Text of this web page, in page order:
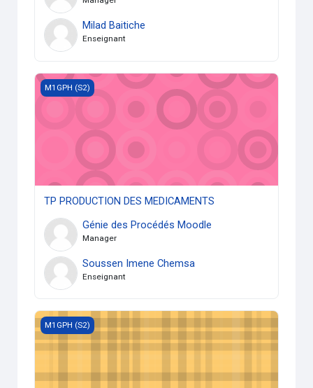
Milad Baitiche
Enseignant
TP PRODUCTION DES MEDICAMENTS
M1GPH (S2)
TP PRODUCTION DES MEDICAMENTS
Génie des Procédés Moodle
Manager
Soussen Imene Chemsa
Enseignant
TP OPERATIONS UNITAIRES
M1GPH (S2)